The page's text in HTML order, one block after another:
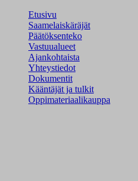
Etusivu
Saamelaiskäräjät
Päätöksenteko
Vastuualueet
Ajankohtaista
Yhteystiedot
Dokumentit
Kääntäjät ja tulkit
Oppimateriaalikauppa